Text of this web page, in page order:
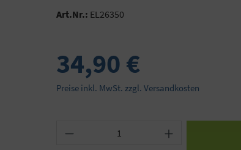
Art.Nr.: EL26350
34,90 €
Preise inkl. MwSt. zzgl. Versandkosten
Produkt Anzahl: Gib den